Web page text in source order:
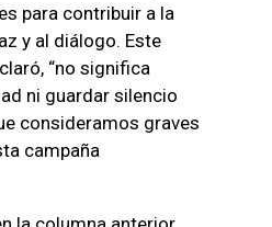
para contribuir a la
y al diálogo. Este
“no significa
ni guardar silencio
consideramos graves
campaña